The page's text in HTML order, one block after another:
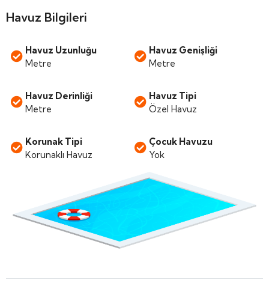
Havuz Bilgileri
Havuz Uzunluğu
Metre
Havuz Genişliği
Metre
Havuz Derinliği
Metre
Havuz Tipi
Özel Havuz
Korunak Tipi
Korunaklı Havuz
Çocuk Havuzu
Yok